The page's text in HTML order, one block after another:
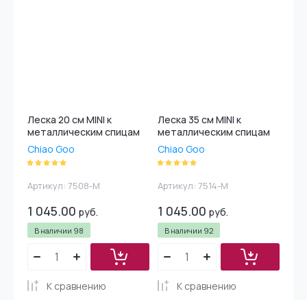
Леска 20 см MINI к
металлическим спицам
Chiao Goo
Артикул: 7508-M
В наличии 98
1 045.00 руб.
К сравнению
Леска 35 см MINI к
металлическим спицам
Chiao Goo
Артикул: 7514-M
В наличии 92
1 045.00 руб.
К сравнению